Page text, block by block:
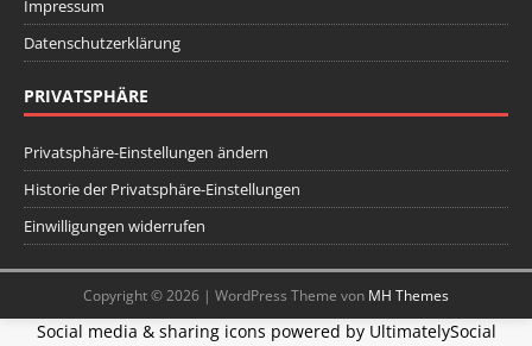
Impressum
Datenschutzerklärung
PRIVATSPHÄRE
Privatsphäre-Einstellungen ändern
Historie der Privatsphäre-Einstellungen
Einwilligungen widerrufen
Copyright © 2026 | WordPress Theme von MH Themes
Social media & sharing icons powered by UltimatelySocial